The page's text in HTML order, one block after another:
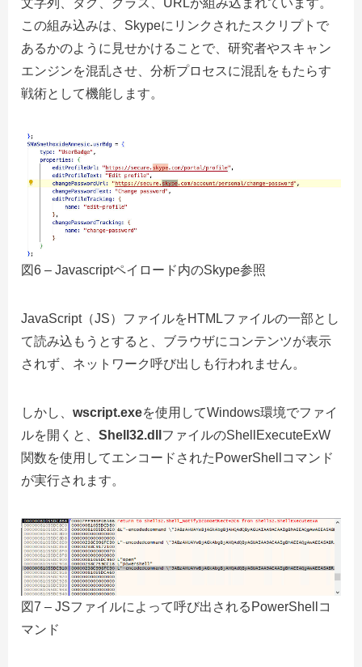
文字列、タグ、クラス、URLが組み込まれています。
この組み込みは、Skypeにリンクされたスクリプトで
あるかのように見せかけることで、研究者やスキャン
エンジンを混乱させ、分析プロセスに混乱をもたらす
戦術として機能します。
図6 – Javascriptペイロード内のSkype参照
JavaScript（JS）ファイルをHTMLファイルの一部とし
て読み込もうとすると、ブラウザにコンテンツが表示
されず、ネットワーク呼び出しも行われません。
しかし、 wscript.exeを使用してWindows環境でファイ
ルを開くと、 Shell32.dll ファイルのShellExecuteExW
関数を使用してエンコードされたPowerShellコマンド
が実行されます。
図7 – JSファイルによって呼び出されるPowerShellコ
マンド